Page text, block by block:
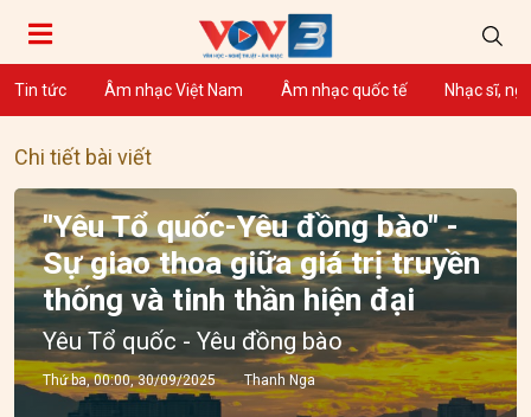
Tin tức Âm nhạc Việt Nam Âm nhạc quốc tế Nhạc sĩ,
Chi tiết bài viết
"Yêu Tổ quốc-Yêu đồng bào" -
Sự giao thoa giữa giá trị truyền
thống và tinh thần hiện đại
Yêu Tổ quốc - Yêu đồng bào
Thứ ba, 00:00, 30/09/2025 Thanh Nga